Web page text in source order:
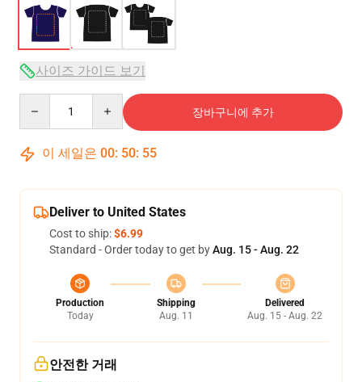
사이즈 가이드 보기
장바구니에 추가
이 세일은 00: 50: 54
Deliver to United States
Cost to ship:$6.99
Standard - Order today to get byAug. 15 - Aug. 22
Production
Today
Shipping
Aug. 11
Delivered
Aug. 15 - Aug. 22
안전한 거래